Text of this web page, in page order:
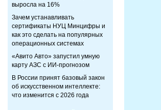
выросла на 16%
Зачем устанавливать
сертификаты НУЦ Минцифры и
как это сделать на популярных
операционных системах
«Авито Авто» запустил умную
карту АЗС с ИИ-прогнозом
В России принят базовый закон
об искусственном интеллекте:
что изменится с 2026 года